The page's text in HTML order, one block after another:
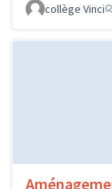
collège Vinci